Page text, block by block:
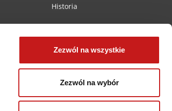
Zezwól na wszystkie
Zezwól na wybór
Historia